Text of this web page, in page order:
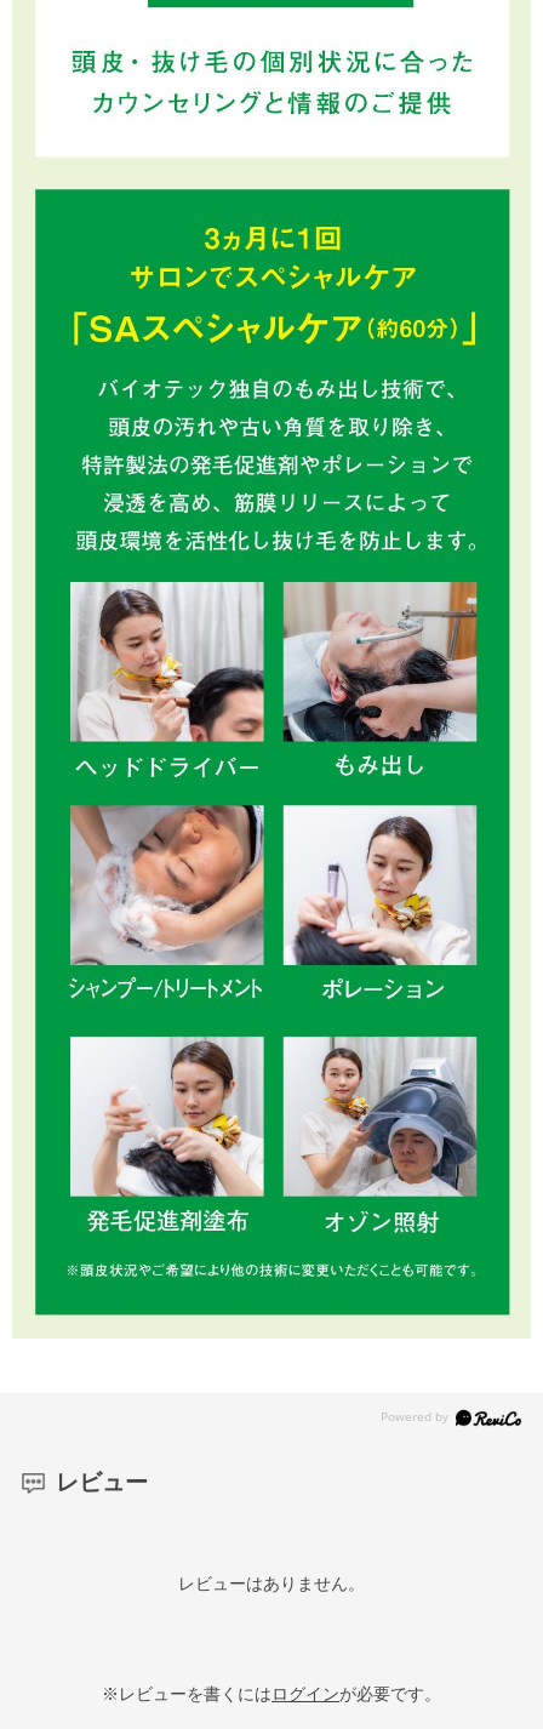
レビュー
レビューはありません。
※レビューを書くにはログインが必要です。